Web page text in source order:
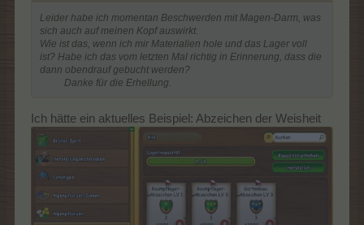
Leider habe ich momentan Beschwerden mit Magen-Darm, was
sich auch auf meinen Kopf auswirkt.
Wie ist das, wenn ich mir Materialien hole und das Lager voll
ist? Habe ich das vom letzten Mal richtig in Erinnerung, dass die
dann obendrauf gebucht werden?
Danke für die Erhellung.​
Ich hätte ein aktuelles Beispiel: Abzeichen der Weisheit